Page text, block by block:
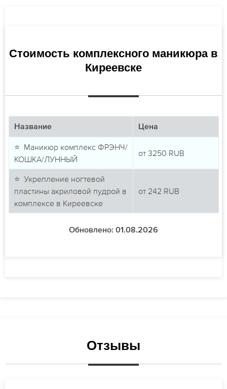
Стоимость комплексного маникюра в
Киреевске
Название Цена
⭐ Маникюр комплекс ФРЭНЧ/
КОШКА/ЛУННЫЙ
от 3250 RUB
⭐ Укрепление ногтевой
пластины акриловой пудрой в
комплексе в Киреевске
от 242 RUB
Обновлено: 01.08.2026
Отзывы